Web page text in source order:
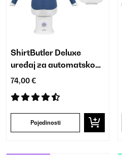
ShirtButler Deluxe
uređaj za automatsko
sušenje i glačanje
74,00 €
Pojedinosti